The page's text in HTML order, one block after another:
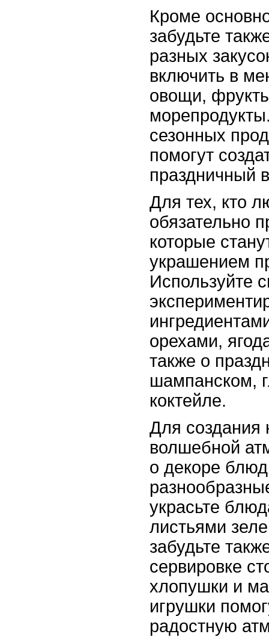
Кроме
забудьте
разных
включить в
овощи,
сезонных
помогут
праздничный
Для тех, кто
обязательно
которые
украшением
Используйте
орехами,
также о
шампанском,
коктейле.
Для создания
волшебной
о декоре
украсьте
листьями
забудьте
сервировке
хлопушки и
игрушки
радостную